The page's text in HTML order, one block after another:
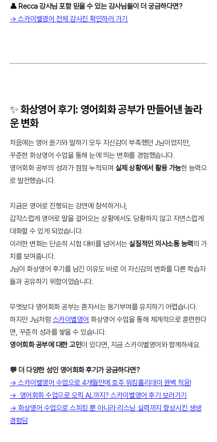
👤 Recca 강사님 포함 믿을 수 있는 강사님들이 더 궁금하다면?
→ 스카이벨영어 전체 강사진 확인하러 가기
✨ 화상영어 후기: 영어회화 공부가 만들어낸 놀라
운 변화
처음에는 영어 듣기와 말하기 모두 자신감이 부족했던 J님이었지만,
꾸준한 화상영어 수업을 통해 눈에 띄는 변화를 경험했습니다.
영어회화 공부의 성과가 점점 누적되며 실제 상황에서 활용 가능한 능력으
로 발전했습니다.
지금은 영어로 진행되는 강연에 참석하거나,
갑작스럽게 영어로 말을 걸어오는 상황에서도 당황하지 않고 자연스럽게
대화할 수 있게 되었습니다.
이러한 변화는 단순히 시험 대비를 넘어서는실질적인 의사소통 능력의 가
치를 보여줍니다.
J님이 화상영어 후기를 남긴 이유도 바로 이 자신감의 변화를 다른 학습자
들과 공유하기 위함이었습니다.
무엇보다 영어회화 공부는 혼자서는 동기부여를 유지하기 어렵습니다.
하지만 J님처럼 스카이벨영어 화상영어 수업을 통해 체계적으로 훈련한다
면, 꾸준히 성과를 쌓을 수 있습니다.
영어회화 공부에 대한 고민이 있다면, 지금 스카이벨영어와 함께하세요.
💬 더 다양한 성인 영어회화 후기가 궁금하다면?
→ 스카이벨영어 수업으로 4개월만에 호주 워킹홀리데이 완벽 적응!
→ 영어회화 수업으로 오픽 AL까지? 스카이벨영어 후기 보러가기
→ 화상영어 수업으로 스피킹 뿐 아니라 리스닝 실력까지 향상시킨 생생
경험담